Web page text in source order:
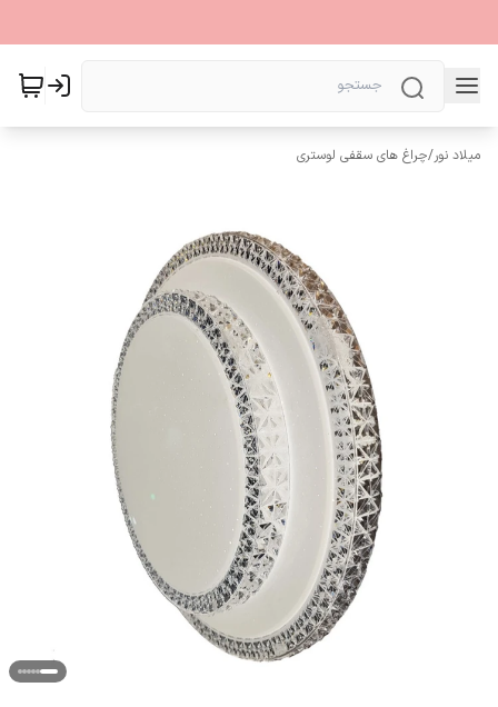
میلاد نور/چراغ های سقفی لوستری